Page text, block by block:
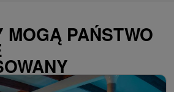
MOGĄ PAŃSTWO